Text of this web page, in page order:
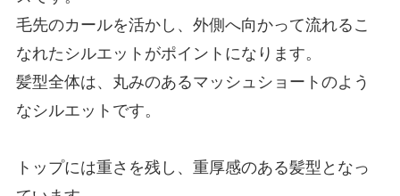
毛先のカールを活かし、外側へ向かって流れるこ
なれたシルエットがポイントになります。
髪型全体は、丸みのあるマッシュショートのよう
なシルエットです。
トップには重さを残し、重厚感のある髪型となっ